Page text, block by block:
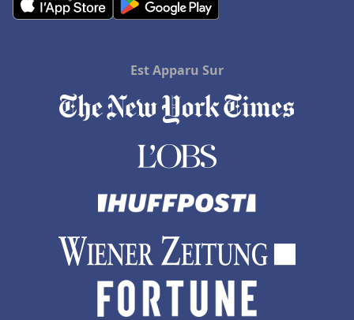
Est Apparu Sur